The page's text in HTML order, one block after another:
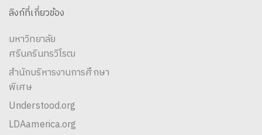
ลิงก์ที่เกี่ยวข้อง
มหาวิทยาลัย
ศรีนครินทรวิโรฒ
สำนักบริหารงานการศึกษา
พิเศษ
Understood.org
LDAamerica.org